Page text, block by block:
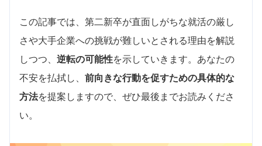
この記事では、第二新卒が直面しがちな就活の厳し
さや大手企業への挑戦が難しいとされる理由を解説
しつつ、 逆転の可能性を示していきます。あなたの
不安を払拭し、 前向きな行動を促すための具体的な
方法を提案しますので、ぜひ最後までお読みくださ
い。